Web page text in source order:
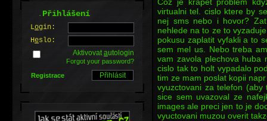
virtualni tel. cislo ktere by
nej sms nebo i hovor?
nehlede na to ze to
pokusu zaplatit vyfakli a to
sem mel us. Nebo treba
vam zavola plechova huba
cislo tak to holt vypadalo
tim ze mam poslat kopii
vyuzctovani za telefon
sice sem uvazoval ze
images ale preci jen to je
vyuctovani muzou overit
.Přihlášení
Login:
Heslo:
Aktivovatautologin
Forgot your password?
Registrace